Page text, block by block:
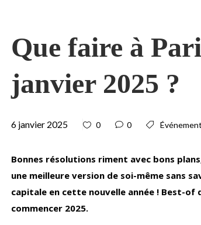
Que faire à
janvier 2025 ?
6 janvier 2025 0 0 Événement
Bonnes résolutions riment avec bons
une meilleure version de soi-même sans
capitale en cette nouvelle année ! Best-of
commencer 2025.